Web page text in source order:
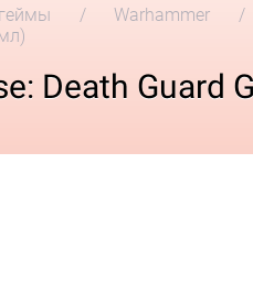
Warhammer
Death Guard